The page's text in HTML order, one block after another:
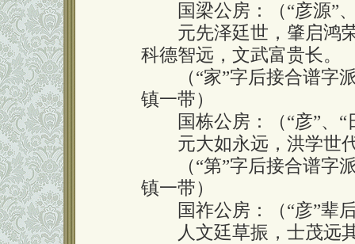
国梁公房：（“彦源”、
元先泽廷世，肇启鸿荣
科德智远，文武富贵长。
（“家”字后接合谱字派
镇一带）
国栋公房：（“彦”、“
元大如永远，洪学世代
（“第”字后接合谱字派
镇一带）
国祚公房：（“彦”辈
人文廷草振，士茂远其